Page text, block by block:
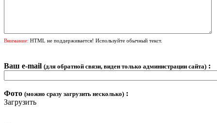
Внимание: HTML не поддерживается! Используйте обычный текст.
Ваш e-mail (для обратной связи, виден только администрации сайта) :
Фото (можно сразу загрузить несколько) :
Загрузить